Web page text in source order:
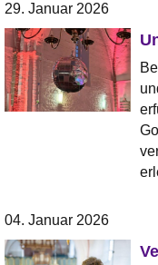
29. Januar 2026
04. Januar 2026